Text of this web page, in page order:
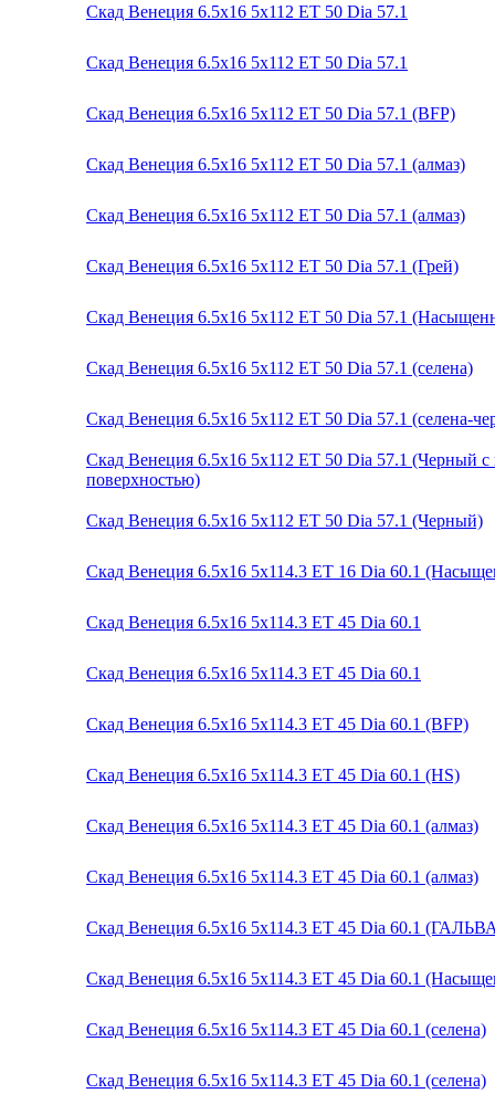
Скад Венеция 6.5x16 5x112 ET 50 Dia 57.1
Скад Венеция 6.5x16 5x112 ET 50 Dia 57.1
Скад Венеция 6.5x16 5x112 ET 50 Dia 57.1 (BFP)
Скад Венеция 6.5x16 5x112 ET 50 Dia 57.1 (алмаз)
Скад Венеция 6.5x16 5x112 ET 50 Dia 57.1 (алмаз)
Скад Венеция 6.5x16 5x112 ET 50 Dia 57.1 (Грей)
Скад Венеция 6.5x16 5x112 ET 50 Dia 57.1
Скад Венеция 6.5x16 5x112 ET 50 Dia 57.1 (селена)
Скад Венеция 6.5x16 5x112 ET 50 Dia 57.1 (селена-
Скад Венеция 6.5x16 5x112 ET 50 Dia 57.1 (Черный
поверхностью)
Скад Венеция 6.5x16 5x112 ET 50 Dia 57.1 (Черный)
Скад Венеция 6.5x16 5x114.3 ET 16 Dia 60.1
Скад Венеция 6.5x16 5x114.3 ET 45 Dia 60.1
Скад Венеция 6.5x16 5x114.3 ET 45 Dia 60.1
Скад Венеция 6.5x16 5x114.3 ET 45 Dia 60.1 (BFP)
Скад Венеция 6.5x16 5x114.3 ET 45 Dia 60.1 (HS)
Скад Венеция 6.5x16 5x114.3 ET 45 Dia 60.1 (алмаз)
Скад Венеция 6.5x16 5x114.3 ET 45 Dia 60.1 (алмаз)
Скад Венеция 6.5x16 5x114.3 ET 45 Dia 60.1
Скад Венеция 6.5x16 5x114.3 ET 45 Dia 60.1
Скад Венеция 6.5x16 5x114.3 ET 45 Dia 60.1 (селена)
Скад Венеция 6.5x16 5x114.3 ET 45 Dia 60.1 (селена)